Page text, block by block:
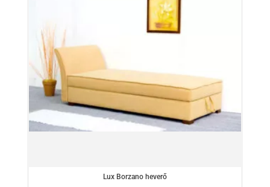
Lux Borzano heverő